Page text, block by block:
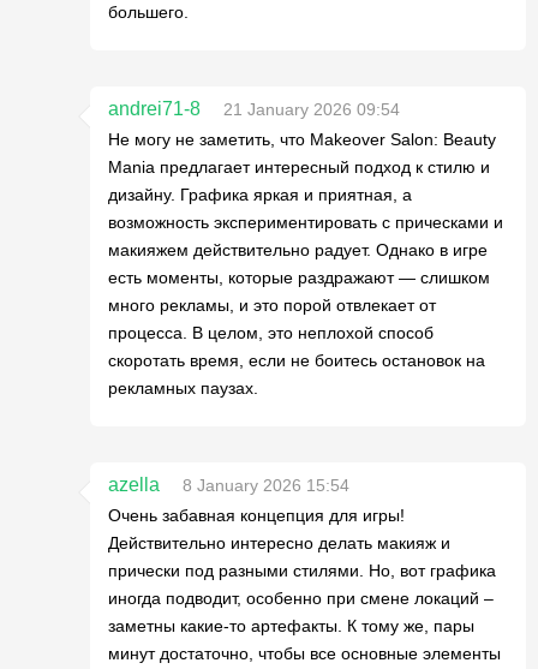
большего.
andrei71-8
21 January 2026 09:54
Не могу не заметить, что Makeover Salon: Beauty
Mania предлагает интересный подход к стилю и
дизайну. Графика яркая и приятная, а
возможность экспериментировать с прическами и
макияжем действительно радует. Однако в игре
есть моменты, которые раздражают — слишком
много рекламы, и это порой отвлекает от
процесса. В целом, это неплохой способ
скоротать время, если не боитесь остановок на
рекламных паузах.
azella
8 January 2026 15:54
Очень забавная концепция для игры!
Действительно интересно делать макияж и
прически под разными стилями. Но, вот графика
иногда подводит, особенно при смене локаций –
заметны какие-то артефакты. К тому же, пары
минут достаточно, чтобы все основные элементы